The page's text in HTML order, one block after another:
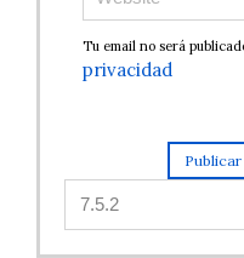
Tu email no será
privacidad